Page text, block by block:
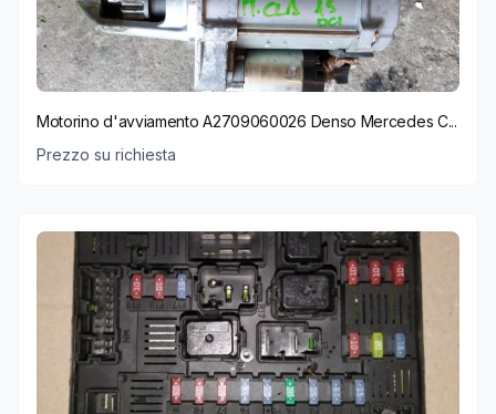
Motorino d'avviamento A2709060026 Denso Mercedes C...
Prezzo su richiesta